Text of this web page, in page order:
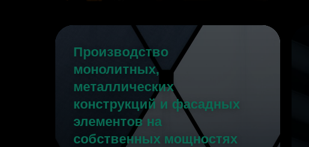
Производство
монолитных,
металлических
конструкций и фасадных
элементов на
собственных мощностях